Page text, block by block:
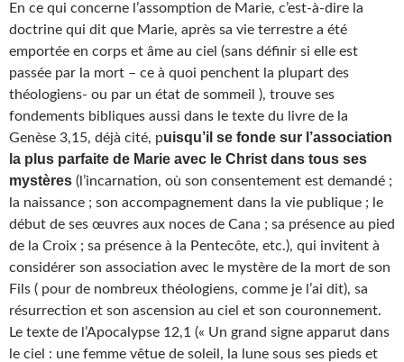
En ce qui concerne l’assomption de Marie, c’est-à-dire la
doctrine qui dit que Marie, après sa vie terrestre a été
emportée en corps et âme au ciel (sans définir si elle est
passée par la mort – ce à quoi penchent la plupart des
théologiens- ou par un état de sommeil ), trouve ses
fondements bibliques aussi dans le texte du livre de la
Genèse 3,15, déjà cité, puisqu’il se fonde sur l’association
la plus parfaite de Marie avec le Christ dans tous ses
mystères (l’incarnation, où son consentement est demandé ;
la naissance ; son accompagnement dans la vie publique ; le
début de ses œuvres aux noces de Cana ; sa présence au pied
de la Croix ; sa présence à la Pentecôte, etc.), qui invitent à
considérer son association avec le mystère de la mort de son
Fils ( pour de nombreux théologiens, comme je l’ai dit), sa
résurrection et son ascension au ciel et son couronnement.
Le texte de l’Apocalypse 12,1 (« Un grand signe apparut dans
le ciel : une femme vêtue de soleil, la lune sous ses pieds et